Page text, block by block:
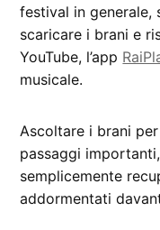
festival in generale,
scaricare i brani e
YouTube, l’app
musicale.
Ascoltare i brani
passaggi
semplicemente
addormentati